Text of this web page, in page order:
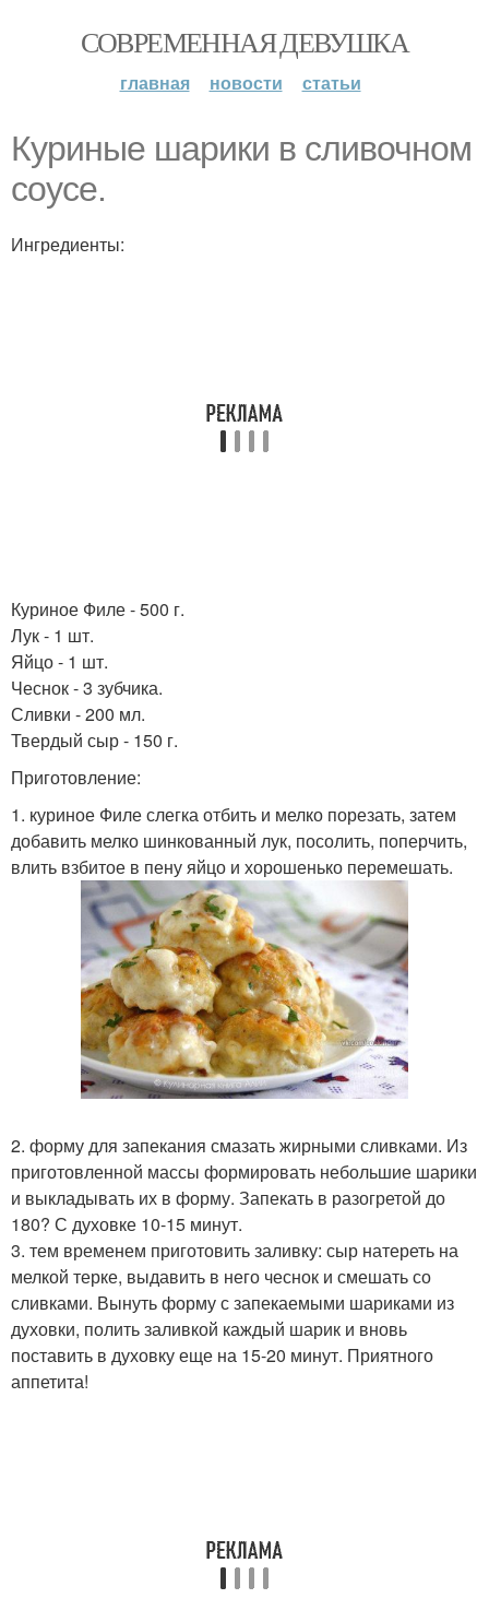
СОВРЕМЕННАЯ ДЕВУШКА
главная новости статьи
Куриные шарики в сливочном
соусе.
Ингредиенты:
Куриное Филе - 500 г.
Лук - 1 шт.
Яйцо - 1 шт.
Чеснок - 3 зубчика.
Сливки - 200 мл.
Твердый сыр - 150 г.
Приготовление:
1. куриное Филе слегка отбить и мелко порезать, затем
добавить мелко шинкованный лук, посолить, поперчить,
влить взбитое в пену яйцо и хорошенько перемешать.
2. форму для запекания смазать жирными сливками. Из
приготовленной массы формировать небольшие шарики
и выкладывать их в форму. Запекать в разогретой до
180? С духовке 10-15 минут.
3. тем временем приготовить заливку: сыр натереть на
мелкой терке, выдавить в него чеснок и смешать со
сливками. Вынуть форму с запекаемыми шариками из
духовки, полить заливкой каждый шарик и вновь
поставить в духовку еще на 15-20 минут. Приятного
аппетита!